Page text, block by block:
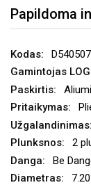
Papildoma
2
Be
7.20